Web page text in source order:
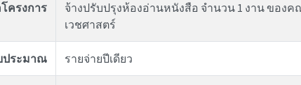
ครงการ
จ้างปรับปรุงห้องอ่านหนังสือ จำนวน 1 งาน ของ
เวชศาสตร์
ประมาณ รายจ่ายปีเดียว